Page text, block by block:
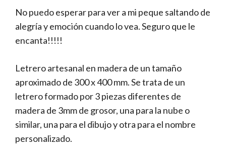
No puedo esperar para ver a mi peque saltando de
alegría y emoción cuando lo vea. Seguro que le
encanta!!!!!
Letrero artesanal en madera de un tamaño
aproximado de 300 x 400 mm. Se trata de un
letrero formado por 3 piezas diferentes de
madera de 3mm de grosor, una para la nube o
similar, una para el dibujo y otra para el nombre
personalizado.